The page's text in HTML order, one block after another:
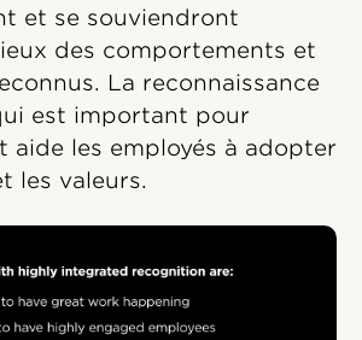
et se souviendront
des comportements et
La reconnaissance
est important pour
aide les employés à adopter
les valeurs.